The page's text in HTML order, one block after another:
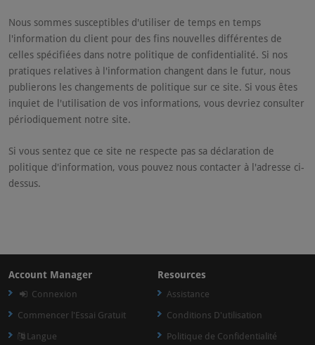
Nous sommes susceptibles d'utiliser de temps en temps
l'information du client pour des fins nouvelles différentes de
celles spécifiées dans notre politique de confidentialité. Si nos
pratiques relatives à l'information changent dans le futur, nous
publierons les changements de politique sur ce site. Si vous êtes
inquiet de l'utilisation de vos informations, vous devriez consulter
périodiquement notre site.
Si vous sentez que ce site ne respecte pas sa déclaration de
politique d'information, vous pouvez nous contacter à l'adresse ci-
dessus.
Account Manager
Connexion
Commencer l'Essai Gratuit
Langue
Resources
Assistance
Conditions D'utilisation
Politique de Confidentialité